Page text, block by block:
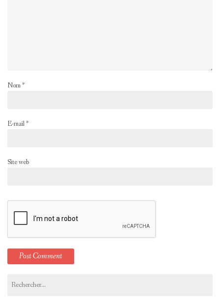
Nom*
E-mail*
Site web